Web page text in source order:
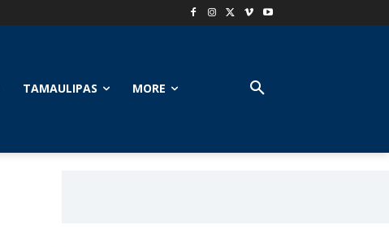
TAMAULIPAS MORE